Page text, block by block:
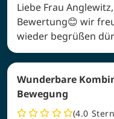
Liebe Frau
Bewertung😊 wir
wieder begrüßen
Wunderbare
Bewegung
4.0